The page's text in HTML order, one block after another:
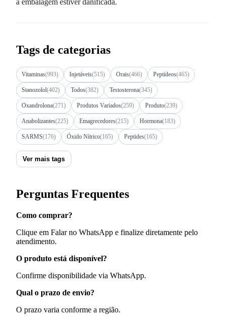
a embalagem estiver danificada.
Tags de categorias
Vitaminas(993) Injetáveis(515) Orais(466) Peptídeos(465)
Stanozolol(402) Todos(382) Testosterona(345)
Oxandrolona(271) Produtos Variados(259) Produto(239)
Anabolizantes(225) Emagrecedores(215) Hormona(183)
SARMS(176) Óxido Nítrico(165) Peptides(165)
Ver mais tags
Perguntas Frequentes
Como comprar?
Clique em Falar no WhatsApp e finalize diretamente pelo
atendimento.
O produto está disponível?
Confirme disponibilidade via WhatsApp.
Qual o prazo de envio?
O prazo varia conforme a região.